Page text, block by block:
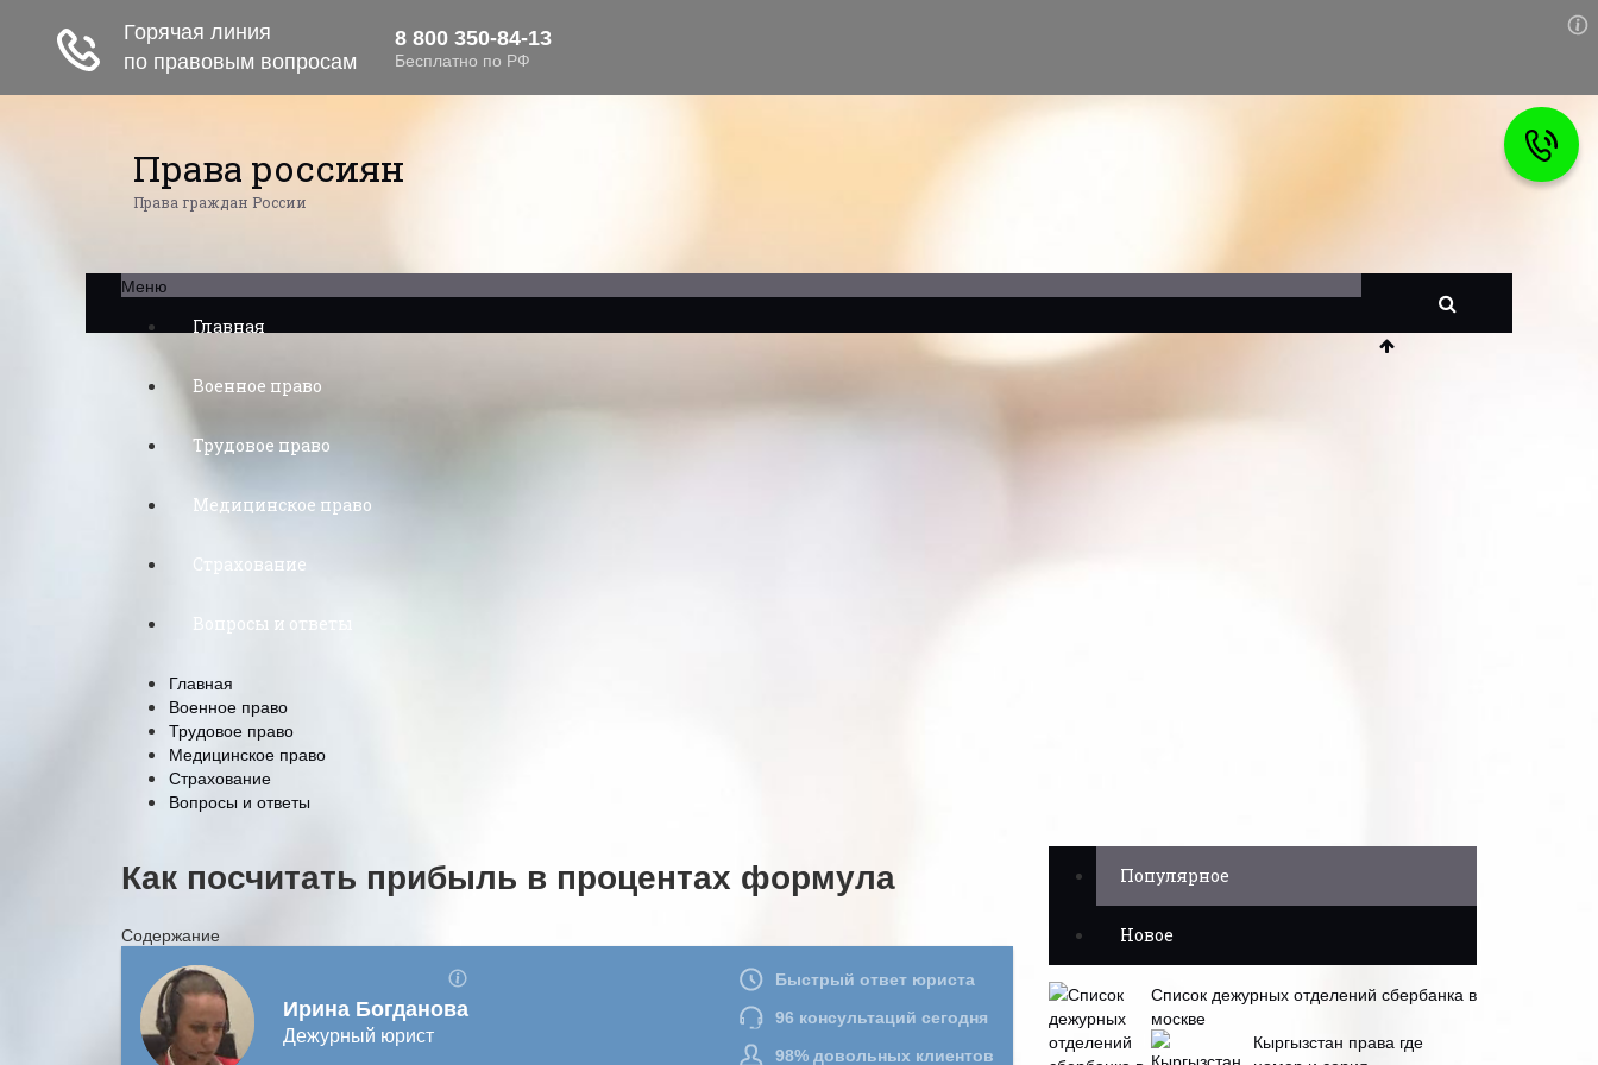
Права россиян
Права граждан России
Меню
Главная
Военное право
Трудовое право
Медицинское право
Страхование
Вопросы и ответы
Главная
Военное право
Трудовое право
Медицинское право
Страхование
Вопросы и ответы
Как посчитать прибыль в процентах формула
Содержание
Популярное
Новое
Список дежурных отделений сбербанка в
москве
Кыргызстан права где